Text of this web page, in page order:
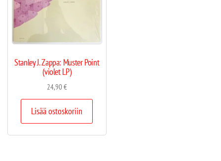
Stanley J. Zappa: Muster Point
(violet LP)
24,90€
Lisää ostoskoriin